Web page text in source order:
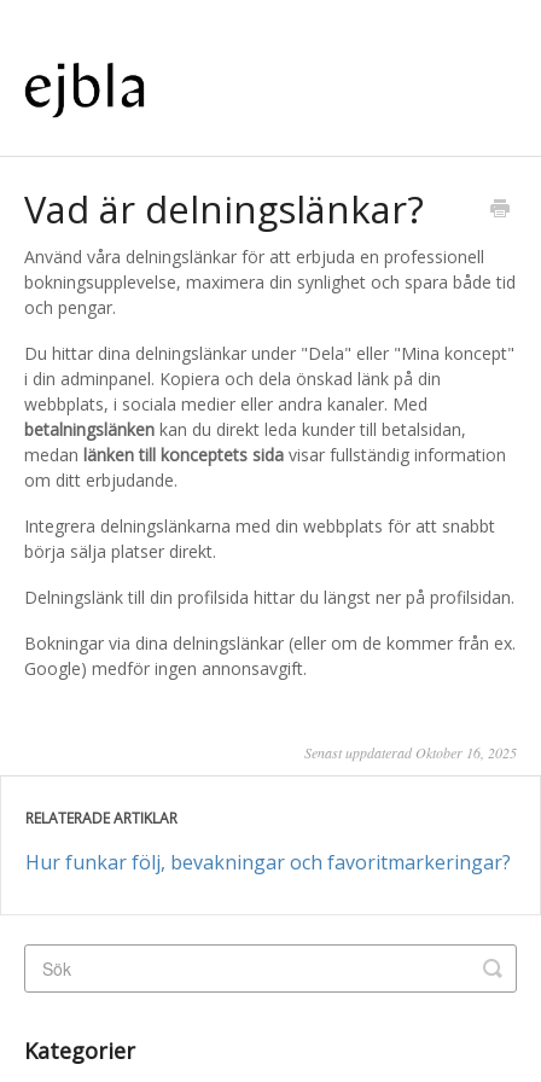
Vad är delningslänkar?
Använd våra delningslänkar för att erbjuda en professionell
bokningsupplevelse, maximera din synlighet och spara både tid
och pengar.
Du hittar dina delningslänkar under "Dela" eller "Mina koncept"
i din adminpanel. Kopiera och dela önskad länk på din
webbplats, i sociala medier eller andra kanaler. Med
betalningslänken kan du direkt leda kunder till betalsidan,
medan länken till konceptets sida visar fullständig information
om ditt erbjudande.
Integrera delningslänkarna med din webbplats för att snabbt
börja sälja platser direkt.
Delningslänk till din profilsida hittar du längst ner på profilsidan.
Bokningar via dina delningslänkar (eller om de kommer från ex.
Google) medför ingen annonsavgift.
Senast uppdaterad Oktober 16, 2025
RELATERADE ARTIKLAR
Hur funkar följ, bevakningar och favoritmarkeringar?
Kategorier